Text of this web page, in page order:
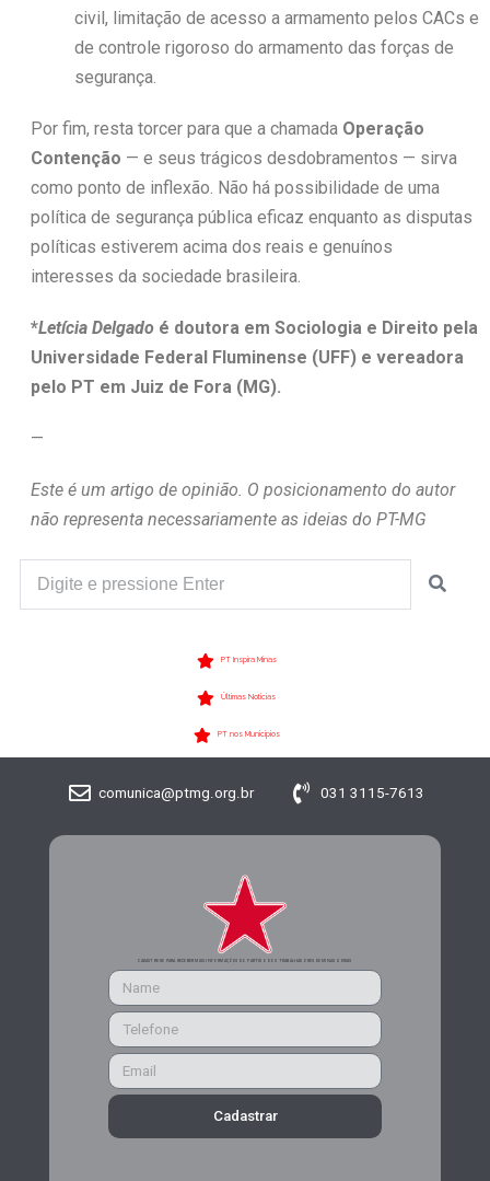
civil, limitação de acesso a armamento pelos CACs e
de controle rigoroso do armamento das forças de
segurança.
Por fim, resta torcer para que a chamada Operação
Contenção — e seus trágicos desdobramentos — sirva
como ponto de inflexão. Não há possibilidade de uma
política de segurança pública eficaz enquanto as disputas
políticas estiverem acima dos reais e genuínos
interesses da sociedade brasileira.
*Letícia Delgadoé doutora em Sociologia e Direito pela
Universidade Federal Fluminense (UFF) e vereadora
pelo PT em Juiz de Fora (MG).
—
Este é um artigo de opinião. O posicionamento do autor
não representa necessariamente as ideias do PT-MG
PT Inspira Minas
Últimas Notícias
PT nos Municípios
comunica@ptmg.org.br 031 3115-7613
CADASTRE-SE PARA RECEBER MAIS INFORMAÇÕES DO PARTIDO DOS TRABALHADORES DE MINAS GERAIS
Cadastrar